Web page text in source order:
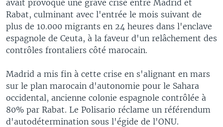
avait provoqué une grave crise entre Madrid et
Rabat, culminant avec l'entrée le mois suivant de
plus de 10.000 migrants en 24 heures dans l'enclave
espagnole de Ceuta, à la faveur d'un relâchement des
contrôles frontaliers côté marocain.
Madrid a mis fin à cette crise en s'alignant en mars
sur le plan marocain d'autonomie pour le Sahara
occidental, ancienne colonie espagnole contrôlée à
80% par Rabat. Le Polisario réclame un référendum
d'autodétermination sous l'égide de l'ONU.